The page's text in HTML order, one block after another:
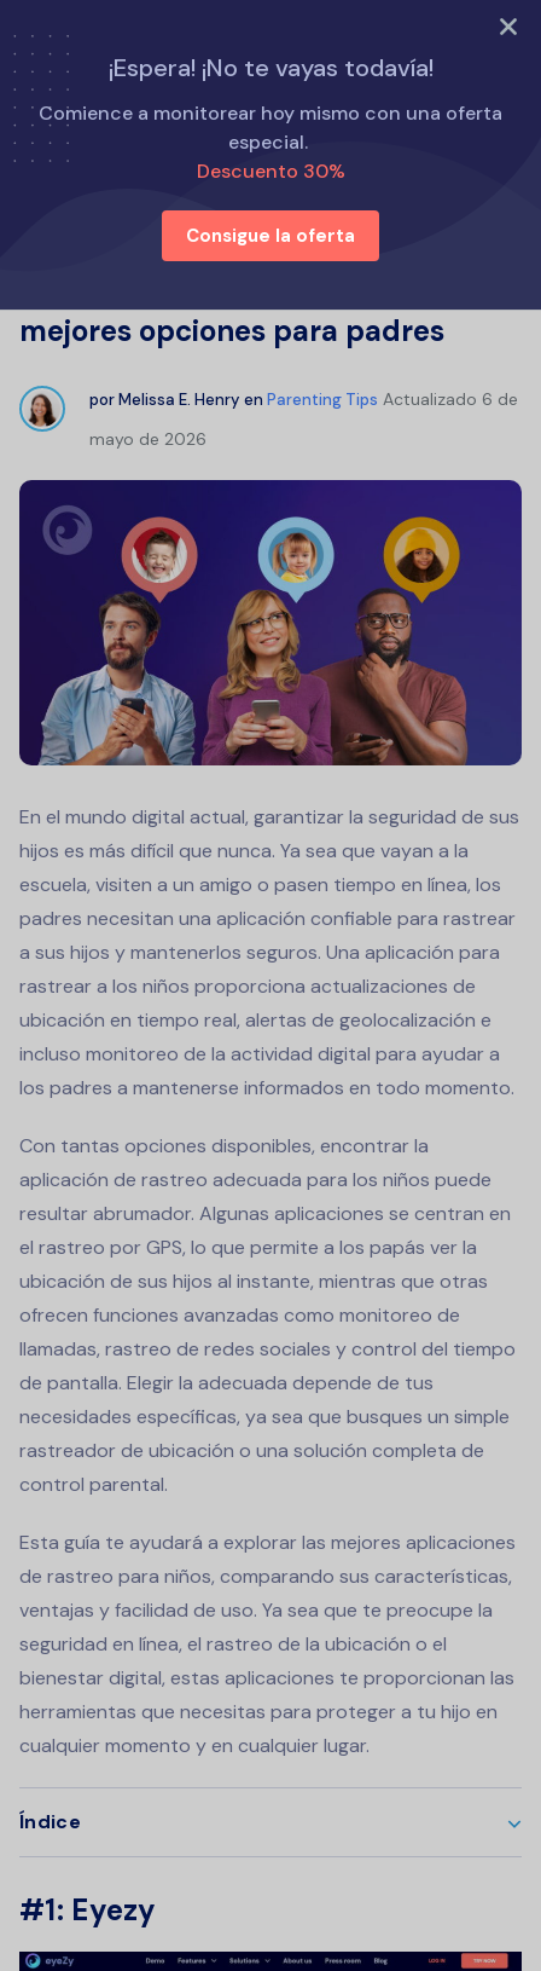
PRUEBA AHORA
¡Espera! ¡No te vayas todavía!
Comience a monitorear hoy mismo con una oferta
especial.
Descuento 30%
Consigue la oferta
Inicio
Consejos para padres
¿Cuál es la mejor app para rastrear la ubicación de tu hijo?
Las 12 mejores opciones para padres
¿Cuál es la mejor app para rastrear
mejores opciones para padres
porMelissa E. Henry en Parenting Tips Actualizado 6 de
mayo de 2026
En el mundo digital actual, garantizar la seguridad de sus
hijos es más difícil que nunca. Ya sea que vayan a la
escuela, visiten a un amigo o pasen tiempo en línea, los
padres necesitan una aplicación confiable para rastrear
a sus hijos y mantenerlos seguros. Una aplicación para
rastrear a los niños proporciona actualizaciones de
ubicación en tiempo real, alertas de geolocalización e
incluso monitoreo de la actividad digital para ayudar a
los padres a mantenerse informados en todo momento.
Con tantas opciones disponibles, encontrar la
aplicación de rastreo adecuada para los niños puede
resultar abrumador. Algunas aplicaciones se centran en
el rastreo por GPS, lo que permite a los papás ver la
ubicación de sus hijos al instante, mientras que otras
ofrecen funciones avanzadas como monitoreo de
llamadas, rastreo de redes sociales y control del tiempo
de pantalla. Elegir la adecuada depende de tus
necesidades específicas, ya sea que busques un simple
rastreador de ubicación o una solución completa de
control parental.
Esta guía te ayudará a explorar las mejores aplicaciones
de rastreo para niños, comparando sus características,
ventajas y facilidad de uso. Ya sea que te preocupe la
seguridad en línea, el rastreo de la ubicación o el
bienestar digital, estas aplicaciones te proporcionan las
herramientas que necesitas para proteger a tu hijo en
cualquier momento y en cualquier lugar.
Índice
#1: Eyezy